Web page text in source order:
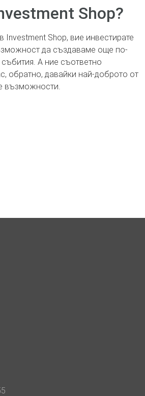
Shop?
Investment Shop, вие инвестирате
да създаваме още по-
А ние съответно
обратно, давайки най-доброто от
възможности.